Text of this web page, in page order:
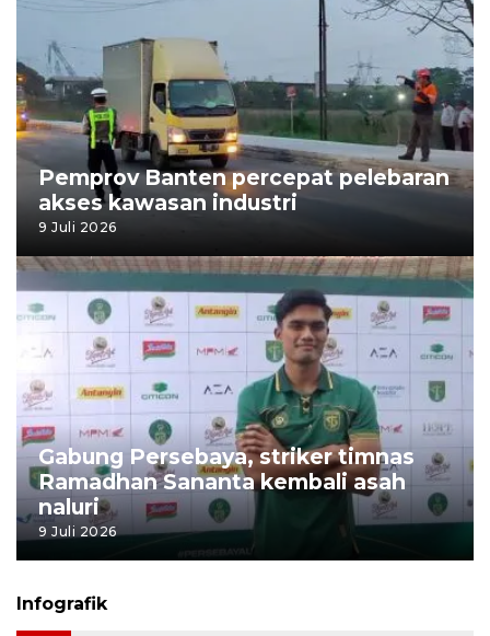
Pemprov Banten percepat pelebaran
akses kawasan industri
9 Juli 2026
Gabung Persebaya, striker timnas
Ramadhan Sananta kembali asah
naluri
9 Juli 2026
Infografik